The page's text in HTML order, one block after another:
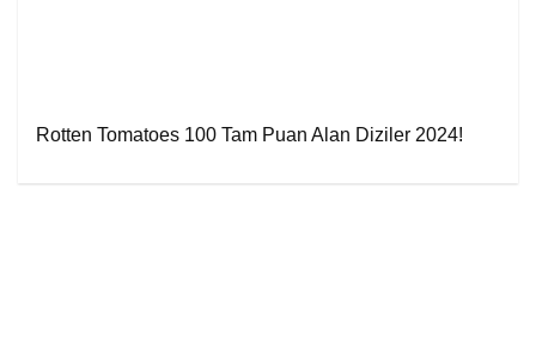
Rotten Tomatoes 100 Tam Puan Alan Diziler 2024!